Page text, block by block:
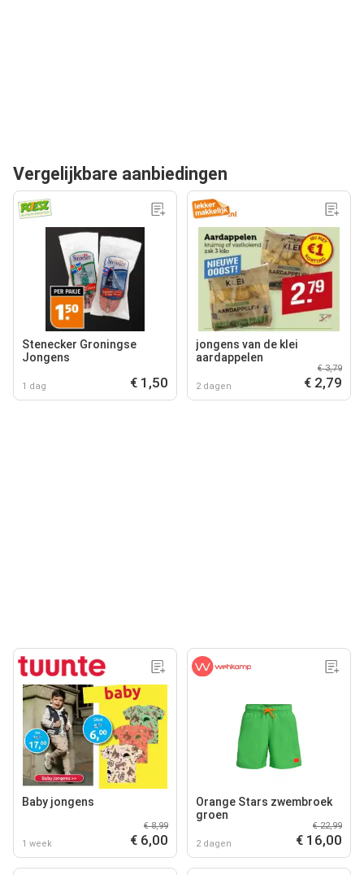
Vergelijkbare aanbiedingen
Stenecker Groningse
Jongens
1 dag € 1,50
jongens van de klei
aardappelen
2 dagen
€ 3,79
€ 2,79
Baby jongens
1 week
€ 8,99
€ 6,00
Orange Stars zwembroek
groen
2 dagen
€ 22,99
€ 16,00